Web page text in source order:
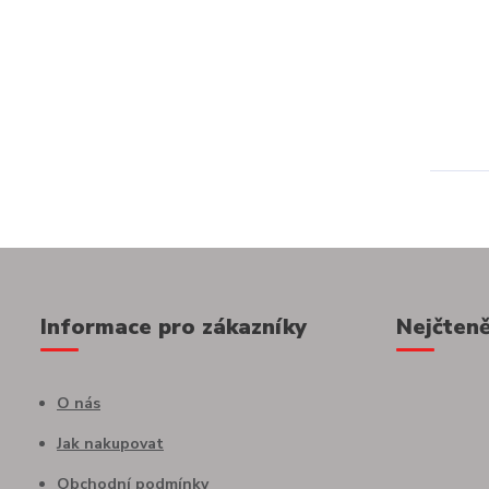
Informace pro zákazníky
O nás
Jak nakupovat
Obchodní podmínky